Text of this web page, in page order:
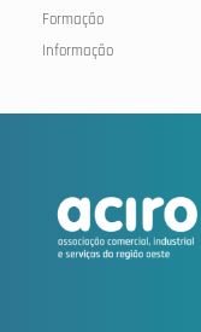
Formação
Informação